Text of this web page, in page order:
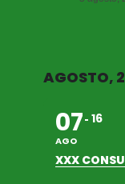
AGOSTO,
07
AGO
16
XXX